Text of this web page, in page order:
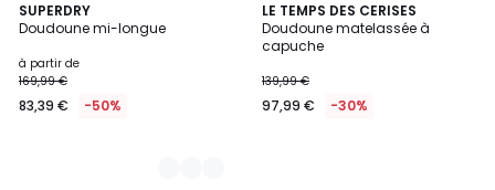
SUPERDRY
Doudoune mi-longue
à partir de
169,99 €
83,39 € -50%
2
Couleurs
LE TEMPS DES CERISES
Doudoune matelassée à
capuche
139,99 €
97,99 € -30%